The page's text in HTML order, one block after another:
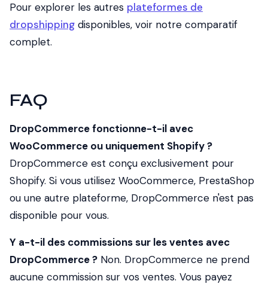
Pour explorer les autres plateformes de
dropshipping disponibles, voir notre comparatif
complet.
FAQ
DropCommerce fonctionne-t-il avec
WooCommerce ou uniquement Shopify ?
DropCommerce est conçu exclusivement pour
Shopify. Si vous utilisez WooCommerce, PrestaShop
ou une autre plateforme, DropCommerce n'est pas
disponible pour vous.
Y a-t-il des commissions sur les ventes avec
DropCommerce ? Non. DropCommerce ne prend
aucune commission sur vos ventes. Vous payez